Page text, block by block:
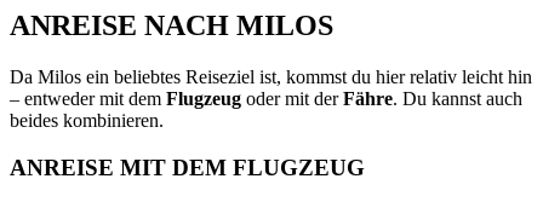
ANREISE NACH MILOS
Da Milos ein beliebtes Reiseziel ist, kommst du hier relativ leicht hin
– entweder mit dem Flugzeug oder mit derFähre. Du kannst auch
beides kombinieren.
ANREISE MIT DEM FLUGZEUG